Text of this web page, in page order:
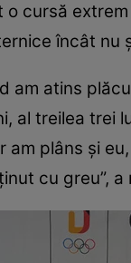
cursă
încât
am atins
al treilea trei
am plâns şi
cu greu”, a